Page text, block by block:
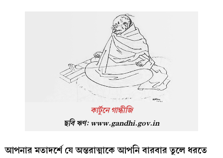
কার্টুনে গান্ধীজি
ছবি ঋণ:www.gandhi.gov.in
আপনার মতাদর্শে যে অন্তরাত্মাকে আপনি বারবার তুলে ধরতে